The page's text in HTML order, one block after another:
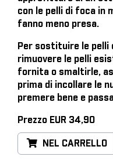
con le pelli di foca in
fanno meno presa.
Per sostituire le pelli
rimuovere le pelli
fornita o smaltirle,
prima di incollare le
premere bene e
Prezzo EUR 34,90
NEL CARRELLO